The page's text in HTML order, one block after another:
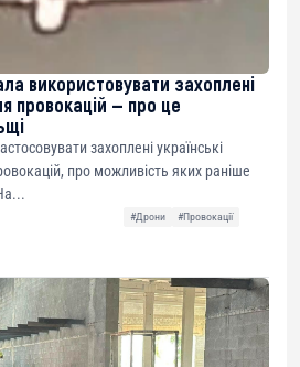
використовувати захоплені
провокацій — про це
захоплені українські
про можливість яких раніше
#Дрони
#Провокації